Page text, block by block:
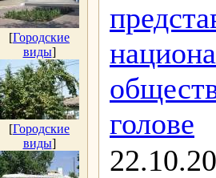
[Городские
виды]
[Городские
виды]
голове